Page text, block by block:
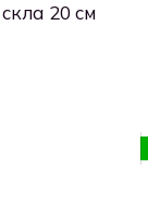
20 см